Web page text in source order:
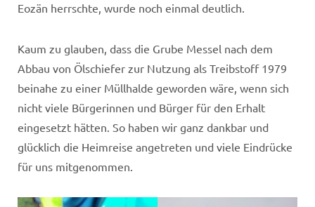
Eozän herrschte, wurde noch einmal deutlich.
Kaum zu glauben, dass die Grube Messel nach dem
Abbau von Ölschiefer zur Nutzung als Treibstoff 1979
beinahe zu einer Müllhalde geworden wäre, wenn sich
nicht viele Bürgerinnen und Bürger für den Erhalt
eingesetzt hätten. So haben wir ganz dankbar und
glücklich die Heimreise angetreten und viele Eindrücke
für uns mitgenommen.